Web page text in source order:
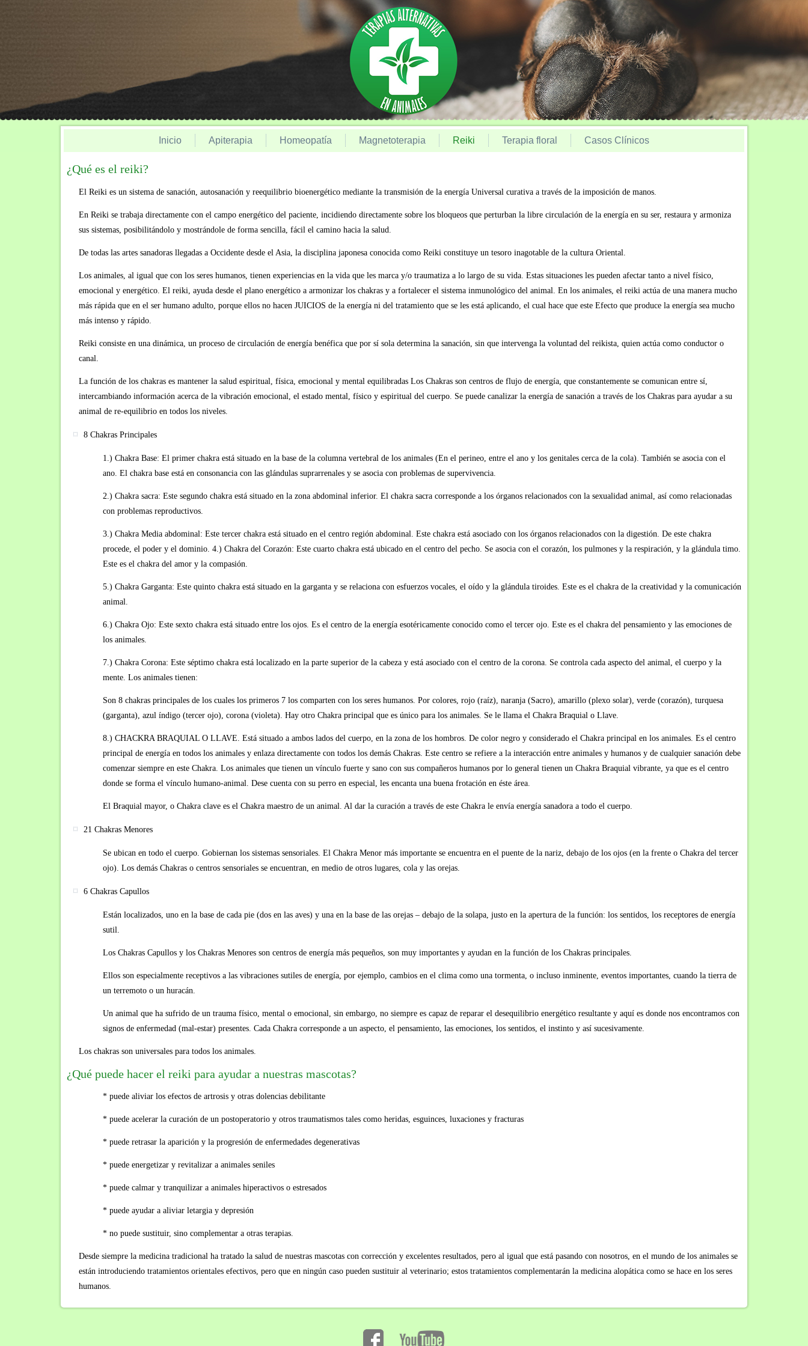
Inicio Apiterapia Homeopatía Magnetoterapia Reiki Terapia floral Casos Clínicos
¿Qué es el reiki?
El Reiki es un sistema de sanación, autosanación y reequilibrio bioenergético mediante la transmisión de la energía Universal curativa a través de la imposición de manos.
En Reiki se trabaja directamente con el campo energético del paciente, incidiendo directamente sobre los bloqueos que perturban la libre circulación de la energía en su ser, restaura y armoniza
sus sistemas, posibilitándolo y mostrándole de forma sencilla, fácil el camino hacia la salud.
De todas las artes sanadoras llegadas a Occidente desde el Asia, la disciplina japonesa conocida como Reiki constituye un tesoro inagotable de la cultura Oriental.
Los animales, al igual que con los seres humanos, tienen experiencias en la vida que les marca y/o traumatiza a lo largo de su vida. Estas situaciones les pueden afectar tanto a nivel físico,
emocional y energético. El reiki, ayuda desde el plano energético a armonizar los chakras y a fortalecer el sistema inmunológico del animal. En los animales, el reiki actúa de una manera mucho
más rápida que en el ser humano adulto, porque ellos no hacen JUICIOS de la energía ni del tratamiento que se les está aplicando, el cual hace que este Efecto que produce la energía sea mucho
más intenso y rápido.
Reiki consiste en una dinámica, un proceso de circulación de energía benéfica que por sí sola determina la sanación, sin que intervenga la voluntad del reikista, quien actúa como conductor o
canal.
La función de los chakras es mantener la salud espiritual, física, emocional y mental equilibradas Los Chakras son centros de flujo de energía, que constantemente se comunican entre sí,
intercambiando información acerca de la vibración emocional, el estado mental, físico y espiritual del cuerpo. Se puede canalizar la energía de sanación a través de los Chakras para ayudar a su
animal de re-equilibrio en todos los niveles.
8 Chakras Principales
1.) Chakra Base: El primer chakra está situado en la base de la columna vertebral de los animales (En el perineo, entre el ano y los genitales cerca de la cola). También se asocia con el
ano. El chakra base está en consonancia con las glándulas suprarrenales y se asocia con problemas de supervivencia.
2.) Chakra sacra: Este segundo chakra está situado en la zona abdominal inferior. El chakra sacra corresponde a los órganos relacionados con la sexualidad animal, así como relacionadas
con problemas reproductivos.
3.) Chakra Media abdominal: Este tercer chakra está situado en el centro región abdominal. Este chakra está asociado con los órganos relacionados con la digestión. De este chakra
procede, el poder y el dominio. 4.) Chakra del Corazón: Este cuarto chakra está ubicado en el centro del pecho. Se asocia con el corazón, los pulmones y la respiración, y la glándula timo.
Este es el chakra del amor y la compasión.
5.) Chakra Garganta: Este quinto chakra está situado en la garganta y se relaciona con esfuerzos vocales, el oído y la glándula tiroides. Este es el chakra de la creatividad y la comunicación
animal.
6.) Chakra Ojo: Este sexto chakra está situado entre los ojos. Es el centro de la energía esotéricamente conocido como el tercer ojo. Este es el chakra del pensamiento y las emociones de
los animales.
7.) Chakra Corona: Este séptimo chakra está localizado en la parte superior de la cabeza y está asociado con el centro de la corona. Se controla cada aspecto del animal, el cuerpo y la
mente. Los animales tienen:
Son 8 chakras principales de los cuales los primeros 7 los comparten con los seres humanos. Por colores, rojo (raíz), naranja (Sacro), amarillo (plexo solar), verde (corazón), turquesa
(garganta), azul índigo (tercer ojo), corona (violeta). Hay otro Chakra principal que es único para los animales. Se le llama el Chakra Braquial o Llave.
8.) CHACKRA BRAQUIAL O LLAVE. Está situado a ambos lados del cuerpo, en la zona de los hombros. De color negro y considerado el Chakra principal en los animales. Es el centro
principal de energía en todos los animales y enlaza directamente con todos los demás Chakras. Este centro se refiere a la interacción entre animales y humanos y de cualquier sanación debe
comenzar siempre en este Chakra. Los animales que tienen un vínculo fuerte y sano con sus compañeros humanos por lo general tienen un Chakra Braquial vibrante, ya que es el centro
donde se forma el vínculo humano-animal. Dese cuenta con su perro en especial, les encanta una buena frotación en éste área.
El Braquial mayor, o Chakra clave es el Chakra maestro de un animal. Al dar la curación a través de este Chakra le envía energía sanadora a todo el cuerpo.
21 Chakras Menores
Se ubican en todo el cuerpo. Gobiernan los sistemas sensoriales. El Chakra Menor más importante se encuentra en el puente de la nariz, debajo de los ojos (en la frente o Chakra del tercer
ojo). Los demás Chakras o centros sensoriales se encuentran, en medio de otros lugares, cola y las orejas.
6 Chakras Capullos
Están localizados, uno en la base de cada pie (dos en las aves) y una en la base de las orejas – debajo de la solapa, justo en la apertura de la función: los sentidos, los receptores de energía
sutil.
Los Chakras Capullos y los Chakras Menores son centros de energía más pequeños, son muy importantes y ayudan en la función de los Chakras principales.
Ellos son especialmente receptivos a las vibraciones sutiles de energía, por ejemplo, cambios en el clima como una tormenta, o incluso inminente, eventos importantes, cuando la tierra de
un terremoto o un huracán.
Un animal que ha sufrido de un trauma físico, mental o emocional, sin embargo, no siempre es capaz de reparar el desequilibrio energético resultante y aquí es donde nos encontramos con
signos de enfermedad (mal-estar) presentes. Cada Chakra corresponde a un aspecto, el pensamiento, las emociones, los sentidos, el instinto y así sucesivamente.
Los chakras son universales para todos los animales.
¿Qué puede hacer el reiki para ayudar a nuestras mascotas?
* puede aliviar los efectos de artrosis y otras dolencias debilitante
* puede acelerar la curación de un postoperatorio y otros traumatismos tales como heridas, esguinces, luxaciones y fracturas
* puede retrasar la aparición y la progresión de enfermedades degenerativas
* puede energetizar y revitalizar a animales seniles
* puede calmar y tranquilizar a animales hiperactivos o estresados
* puede ayudar a aliviar letargia y depresión
* no puede sustituir, sino complementar a otras terapias.
Desde siempre la medicina tradicional ha tratado la salud de nuestras mascotas con corrección y excelentes resultados, pero al igual que está pasando con nosotros, en el mundo de los animales se
están introduciendo tratamientos orientales efectivos, pero que en ningún caso pueden sustituir al veterinario; estos tratamientos complementarán la medicina alopática como se hace en los seres
humanos.